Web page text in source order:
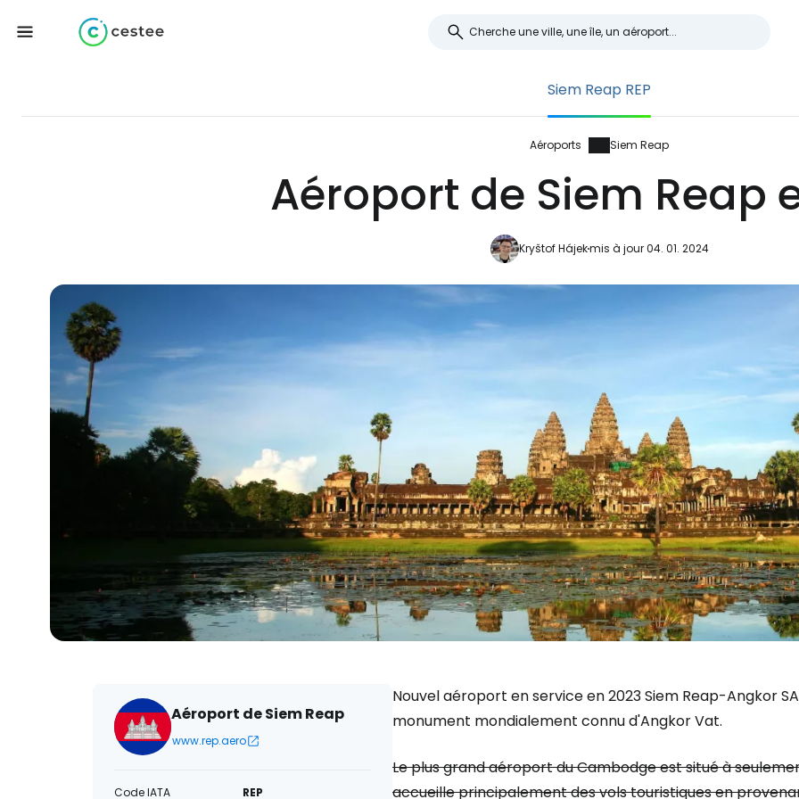
Siem Reap REP
Aéroports Siem Reap
Aéroport de Siem Reap
Kryštof Hájekmis à jour 04. 01. 2024
Aéroport de Siem Reap
www.rep.aero
Code IATA
REP
Nouvel aéroport en service en 2023Siem Reap-Angkor
monument mondialement connu d'Angkor Vat.
Le plus grand aéroport du Cambodge est situé à
accueille principalement des vols touristiques en
Se